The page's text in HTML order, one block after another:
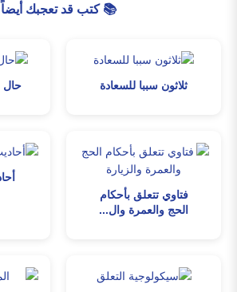
📚 كتب قد تعجبك أيضاً
ثلاثون سببا للسعادة حال
فتاوي تتعلق بأحكام
الحج والعمرة وال...